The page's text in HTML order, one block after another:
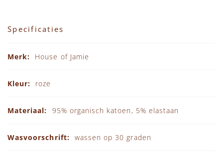
Specificaties
House of Jamie
roze
95% organisch katoen, 5% elastaan
wassen op 30 graden